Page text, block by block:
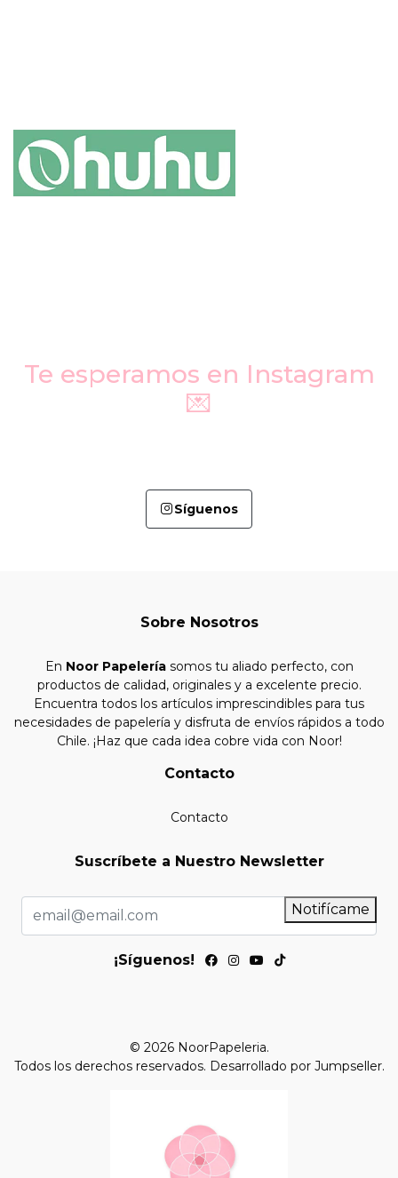
Te esperamos en Instagram
💌
Síguenos
Sobre Nosotros
En Noor Papeleríasomos tu aliado perfecto, con
productos de calidad, originales y a excelente precio.
Encuentra todos los artículos imprescindibles para tus
necesidades de papelería y disfruta de envíos rápidos a todo
Chile. ¡Haz que cada idea cobre vida con Noor!
Contacto
Contacto
Suscríbete a Nuestro Newsletter
Notifícame
¡Síguenos!
© 2026 NoorPapeleria.
Todos los derechos reservados. Desarrollado por Jumpseller.